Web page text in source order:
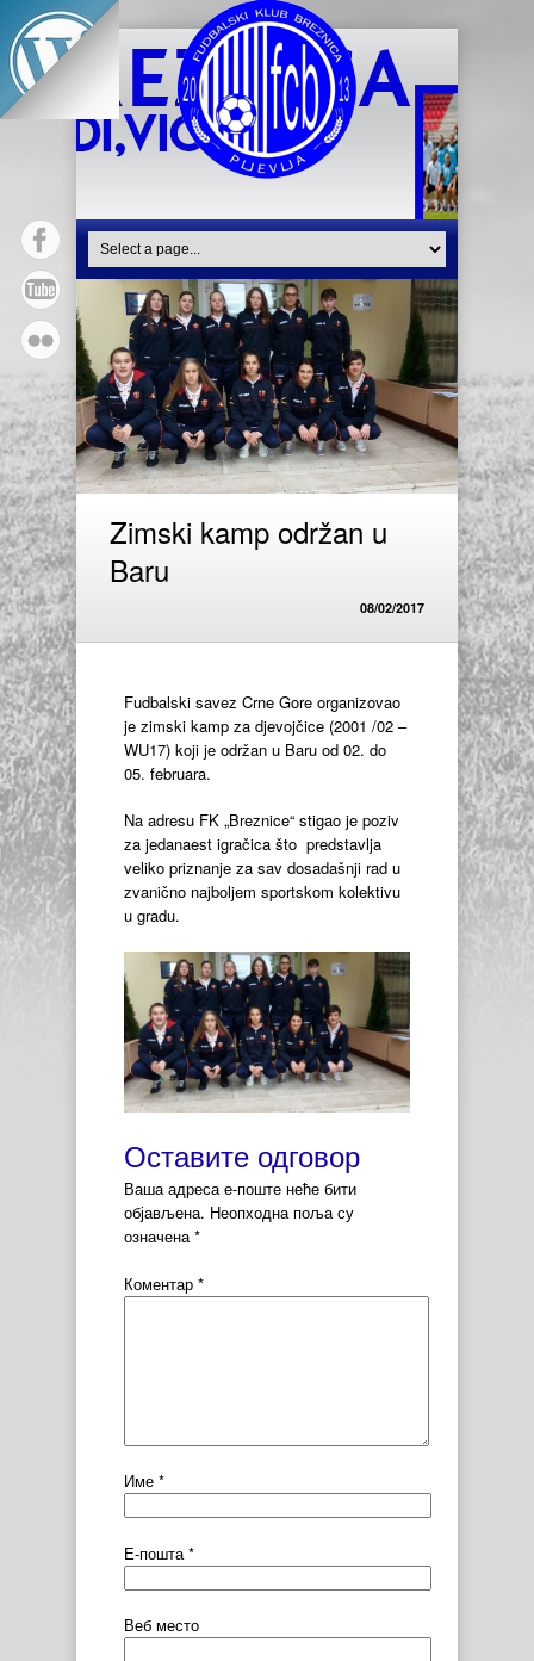
Zimski kamp održan u
Baru
08/02/2017
Fudbalski savez Crne Gore organizovao
je zimski kamp za djevojčice (2001 /02 –
WU17) koji je održan u Baru od 02. do
05. februara.
Na adresu FK „Breznice“ stigao je poziv
za jedanaest igračica što predstavlja
veliko priznanje za sav dosadašnji rad u
zvanično najboljem sportskom kolektivu
u gradu.
Оставите одговор
Ваша адреса е-поште неће бити
објављена. Неопходна поља су
означена*
Коментар *
Име *
Е-пошта*
Веб место